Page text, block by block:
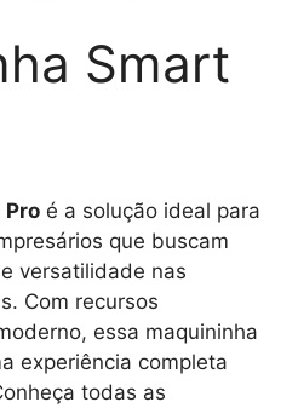
Smart
Pro é a solução ideal para
que buscam
versatilidade nas
Com recursos
essa maquininha
experiência completa
todas as